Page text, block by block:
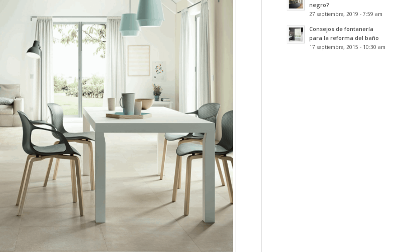
negro?
27 septiembre, 2019 - 7:59 am
Consejos de fontanería
para la reforma del baño
17 septiembre, 2015 - 10:30 am